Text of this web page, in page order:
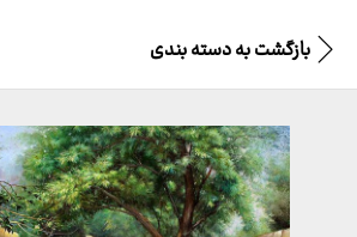
بازگشت بهدسته بندی